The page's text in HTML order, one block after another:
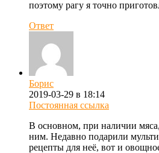
поэтому рагу я точно
Ответ
Борис
2019-03-29 в 18:14
Постоянная ссылка
В основном, при наличии
ним. Недавно подарили
рецепты для неё, вот и